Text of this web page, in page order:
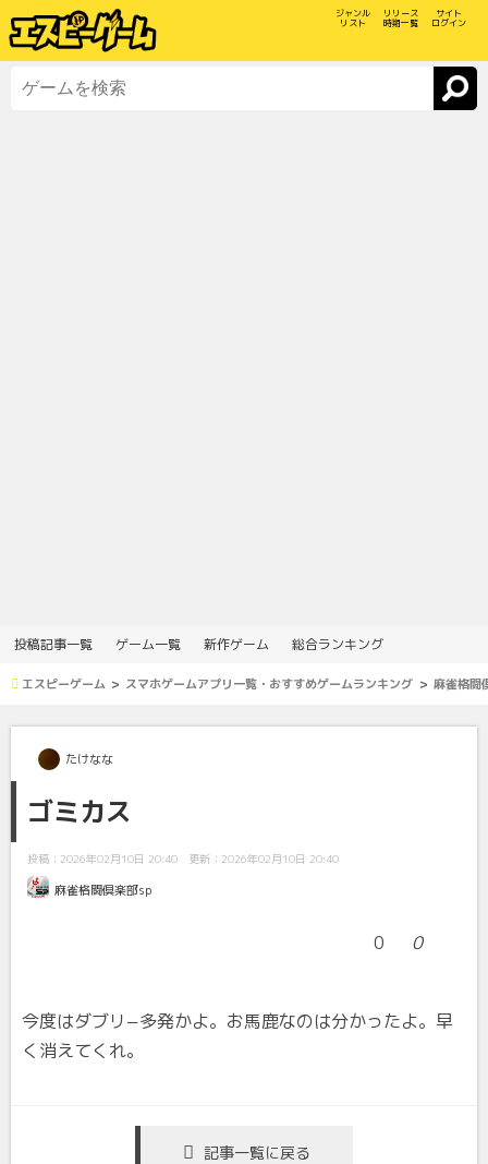
ジャンル
リスト
リリース
時期一覧
サイト
ログイン
投稿記事一覧 ゲーム一覧 新作ゲーム 総合ランキング
エスピーゲーム スマホゲームアプリ一覧・おすすめゲームランキング 麻雀格闘
たけなな
ゴミカス
投稿：2026年02月10日 20:40 更新：2026年02月10日 20:40
麻雀格闘倶楽部sp
0 0
今度はダブリ−多発かよ。お馬鹿なのは分かったよ。早
く消えてくれ。
記事一覧に戻る